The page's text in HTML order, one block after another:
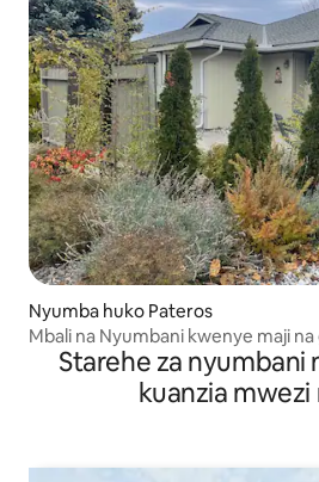
Nyumba huko Pateros
Mbali na Nyumbani kwenye maji
Starehe za nyumbani
kuanzia mwezi